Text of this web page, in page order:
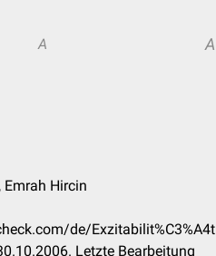
A A
Emrah Hircin
de/Exzitabilit%C3%A4t
Letzte Bearbeitung